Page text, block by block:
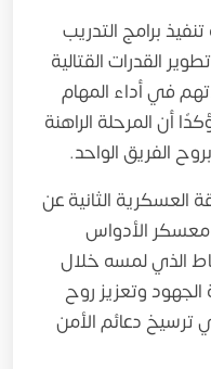
برامج التدريب
القدرات القتالية
في أداء المهام
أن المرحلة الراهنة
الفريق الواحد.
العسكرية الثانية عن
معسكر الأدواس
الذي لمسه خلال
الجهود وتعزيز روح
ترسيخ دعائم الأمن